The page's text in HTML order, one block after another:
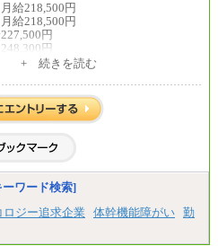
給218,500円
給218,500円
円
円
円
円
円
も給与に変更はございません
円以上
+ 続きを読む
ワード検索]
ジー追求企業 体幹機能障がい 勤